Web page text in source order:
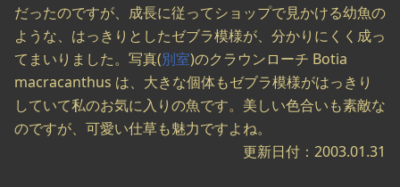
だったのですが、成長に従ってショップで見かける幼魚の
ような、はっきりとしたゼブラ模様が、分かりにくく成っ
てまいりました。写真(別室)のクラウンローチ Botia
macracanthus は、大きな個体もゼブラ模様がはっきり
していて私のお気に入りの魚です。美しい色合いも素敵な
のですが、可愛い仕草も魅力ですよね。
更新日付：2003.01.31